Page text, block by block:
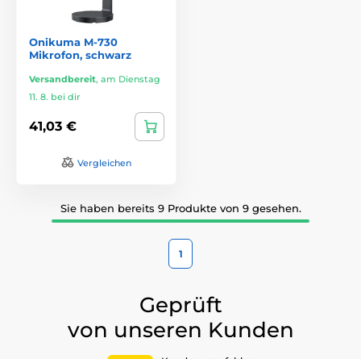
Onikuma M-730
Mikrofon, schwarz
Versandbereit, am Dienstag
11. 8. bei dir
41,03 €
Vergleichen
Sie haben bereits 9 Produkte von 9 gesehen.
1
Geprüft
von unseren Kunden